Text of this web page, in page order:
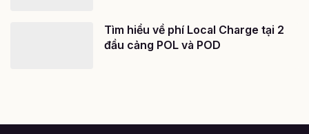
Tìm hiểu về phí Local Charge tại 2
đầu cảng POL và POD